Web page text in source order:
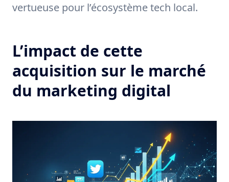
vertueuse pour l’écosystème tech local.
L’impact de cette
acquisition sur le marché
du marketing digital